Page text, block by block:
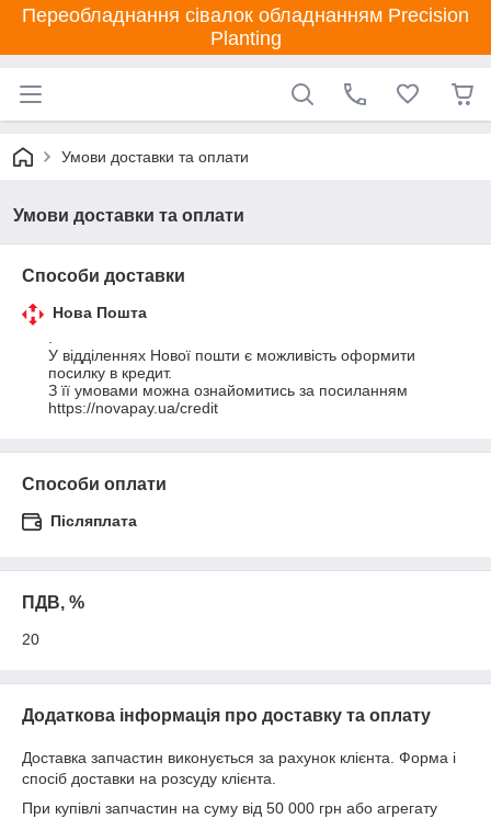
Переобладнання сівалок обладнанням Precision
Planting
Умови доставки та оплати
Умови доставки та оплати
Способи доставки
Нова Пошта
У відділеннях Нової пошти є можливість оформити
посилку в кредит.
З її умовами можна ознайомитись за посиланням
https://novapay.ua/credit
Способи оплати
Післяплата
ПДВ, %
20
Додаткова інформація про доставку та оплату
Доставка запчастин виконується за рахунок клієнта. Форма і
спосіб доставки на розсуду клієнта.
При купівлі запчастин на суму від 50 000 грн або агрегату